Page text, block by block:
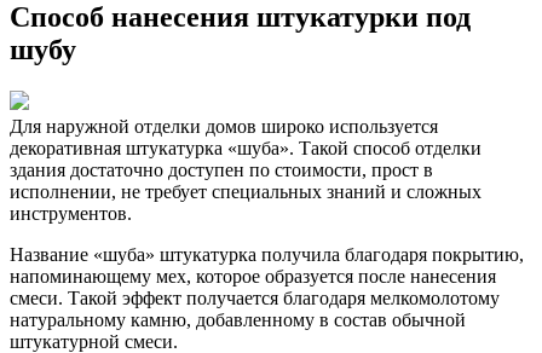
Способ нанесения штукатурки под
шубу
Для наружной отделки домов широко используется
декоративная штукатурка «шуба». Такой способ отделки
здания достаточно доступен по стоимости, прост в
исполнении, не требует специальных знаний и сложных
инструментов.
Название «шуба» штукатурка получила благодаря покрытию,
напоминающему мех, которое образуется после нанесения
смеси. Такой эффект получается благодаря мелкомолотому
натуральному камню, добавленному в состав обычной
штукатурной смеси.